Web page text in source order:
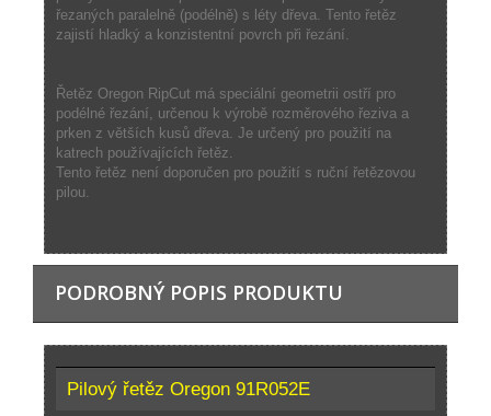
řezaných paralelně (podélně) s léty dřeva. Tento řetěz
zajistí hladký a konzistentní povrch při řezání.
Řetěz Oregon RipCut má speciální geometrii ostří pro
podélné řezání, určenou k výrobě rozměrového řeziva a
prken z větších kusů dřeva. Je určený pro použití na
katrech používajících řetěz.
Tento řetěz není doporučen pro použití s ruční řetězovou
pilou.
PODROBNÝ POPIS PRODUKTU
Pilový řetěz Oregon 91R052E